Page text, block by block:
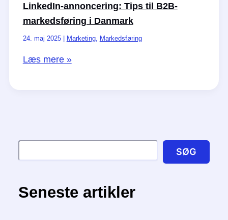
vist
på
AI-
som
LinkedIn-annoncering: Tips til B2B-
markedsføring i Danmark
24. maj 2025 Marketing, Markedsføring
LinkedIn-
Danmark
Læs mere »
SØG
Seneste artikler